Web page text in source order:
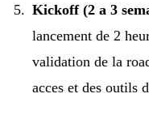
Kickoff (2 a 3
lancement de 2
validation de la
acces et des outils